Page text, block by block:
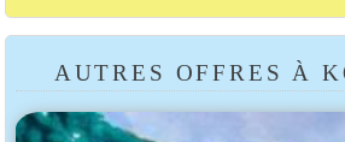
AUTRES OFFRES À